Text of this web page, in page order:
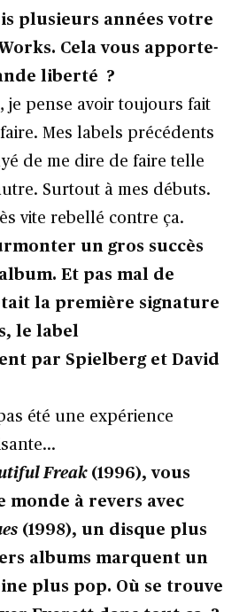
plusieurs années votre
Cela vous apporte-
liberté ?
je pense avoir toujours fait
Mes labels précédents
de me dire de faire telle
Surtout à mes débuts.
vite rebellé contre ça.
un gros succès
Et pas mal de
la première signature
le label
par Spielberg et David
été une expérience
Freak(1996), vous
monde à revers avec
(1998), un disque plus
albums marquent un
plus pop. Où se trouve